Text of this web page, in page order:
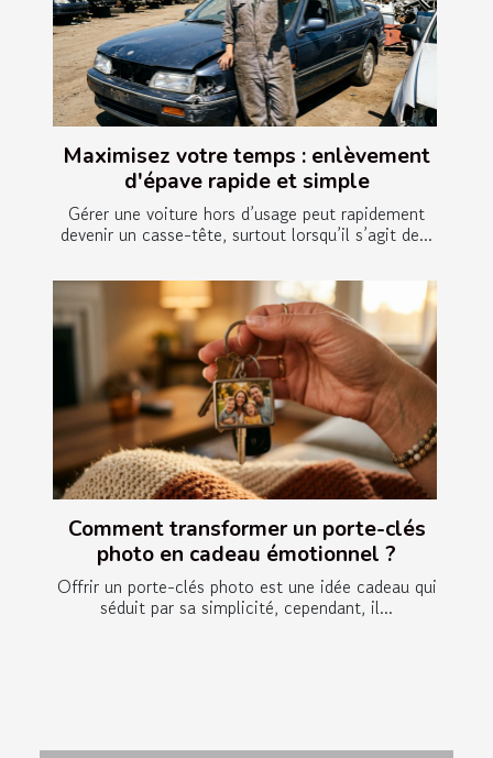
Maximisez votre temps : enlèvement
d'épave rapide et simple
Gérer une voiture hors d’usage peut rapidement
devenir un casse-tête, surtout lorsqu’il s’agit de...
Comment transformer un porte-clés
photo en cadeau émotionnel ?
Offrir un porte-clés photo est une idée cadeau qui
séduit par sa simplicité, cependant, il...